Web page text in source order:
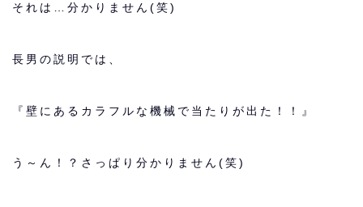
それは…分かりません(笑)
長男の説明では、
『壁にあるカラフルな機械で当たりが出た！！』
う～ん！？さっぱり分かりません(笑)